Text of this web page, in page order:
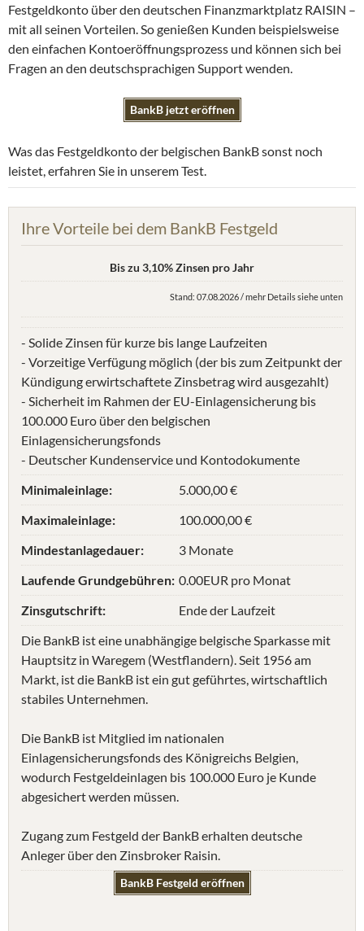
Festgeldkonto über den deutschen Finanzmarktplatz RAISIN –
mit all seinen Vorteilen. So genießen Kunden beispielsweise
den einfachen Kontoeröffnungsprozess und können sich bei
Fragen an den deutschsprachigen Support wenden.
BankB jetzt eröffnen
Was das Festgeldkonto der belgischen BankB sonst noch
leistet, erfahren Sie in unserem Test.
Ihre Vorteile bei dem BankB Festgeld
Bis zu 3,10% Zinsen pro Jahr
Stand: 07.08.2026 / mehr Details siehe unten
- Solide Zinsen für kurze bis lange Laufzeiten
- Vorzeitige Verfügung möglich (der bis zum Zeitpunkt der
Kündigung erwirtschaftete Zinsbetrag wird ausgezahlt)
- Sicherheit im Rahmen der EU-Einlagensicherung bis
100.000 Euro über den belgischen
Einlagensicherungsfonds
- Deutscher Kundenservice und Kontodokumente
Minimaleinlage:
5.000,00 €
Maximaleinlage:
100.000,00 €
Mindestanlagedauer:
3 Monate
Laufende Grundgebühren: 0.00EUR pro Monat
Zinsgutschrift:
Ende der Laufzeit
Die BankB ist eine unabhängige belgische Sparkasse mit
Hauptsitz in Waregem (Westflandern). Seit 1956 am
Markt, ist die BankB ist ein gut geführtes, wirtschaftlich
stabiles Unternehmen.
Die BankB ist Mitglied im nationalen
Einlagensicherungsfonds des Königreichs Belgien,
wodurch Festgeldeinlagen bis 100.000 Euro je Kunde
abgesichert werden müssen.
Zugang zum Festgeld der BankB erhalten deutsche
Anleger über den Zinsbroker Raisin.
BankB Festgeld eröffnen